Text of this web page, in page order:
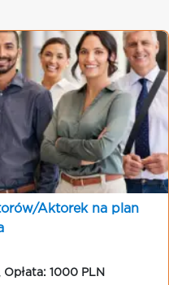
Aktorek na plan
Opłata: 1000 PLN